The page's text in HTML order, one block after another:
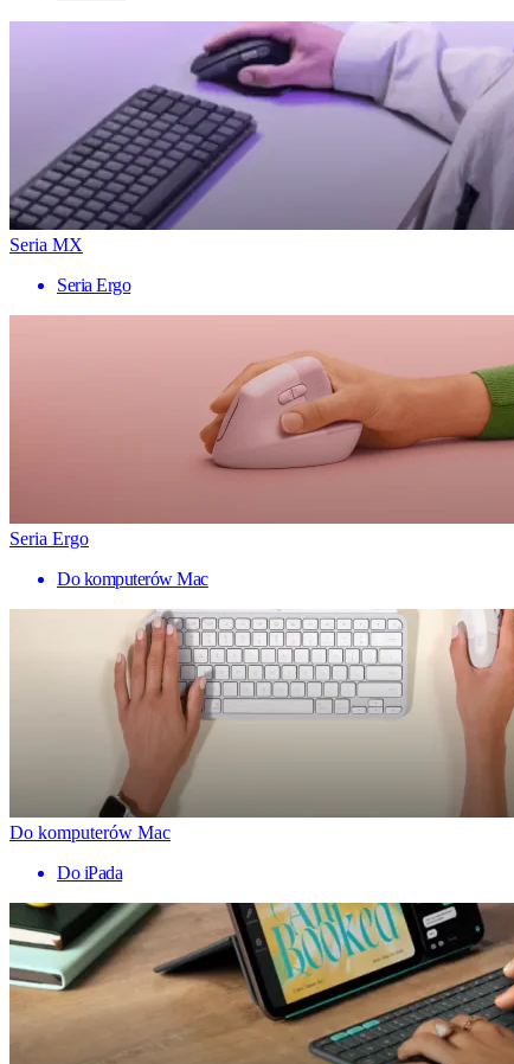
Seria MX
Seria Ergo
Seria Ergo
Do komputerów Mac
Do komputerów Mac
Do iPada